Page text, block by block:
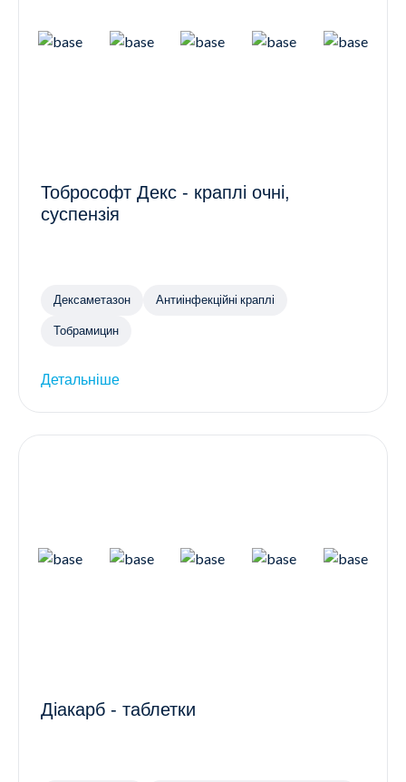
Тобрософт Декс - краплі очні,
суспензія
Дексаметазон Антиінфекційні краплі
Тобрамицин
Детальніше
Діакарб - таблетки